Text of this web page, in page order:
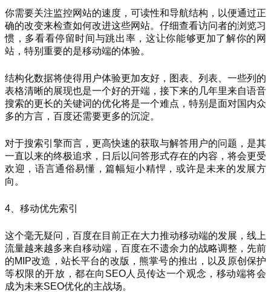
你需要关注监控网站的速度，可读性和导航结构，以便通过正
确的改变来检查如何改进这些网站。仔细查看访问者的浏览习
惯，多看看停留时间与跳出率，这让你能够更加了解你的网
站，特别重要的是移动端的体验。
结构化数据将使得用户体验更加友好，图表、列表、一些列的
表格清晰的展现也是一个好的开端，接下来的几年里来自语音
搜索的更长的关键词的优化将是一个难点，特别是面对国内众
多的方言，百度还需要更多的沉淀。
对于搜索引擎而言，更高快速的获取与解答用户的问题，是其
一直以来的终极追求，日后以问答形式存在的内容，将会更受
欢迎，语言通俗易懂，篇幅短小精悍，或许是未来的发展方
向。
4、移动优先索引
这个毫无疑问，百度在目前正在大力推动移动端的发展，线上
流量越来越多来自移动端，百度在不遗余力的战略调整，先前
的MIP改造，站长平台的改版，熊掌号的推出，以及原创保护
等权限的开放，都在向SEO人员传达一个观念，移动端将会
成为未来SEO优化的主战场。